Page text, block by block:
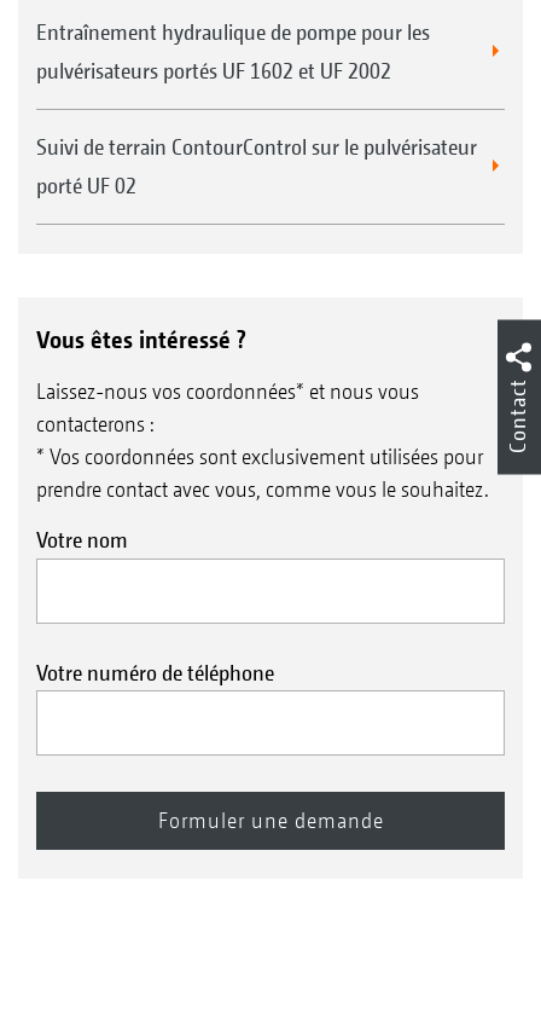
Entraînement hydraulique de pompe pour les
pulvérisateurs portés UF 1602 et UF 2002
Suivi de terrain ContourControl sur le pulvérisateur
porté UF 02
Vous êtes intéressé ?
Laissez-nous vos coordonnées* et nous vous
contacterons :
* Vos coordonnées sont exclusivement utilisées pour
prendre contact avec vous, comme vous le souhaitez.
Votre nom
Votre numéro de téléphone
Contact